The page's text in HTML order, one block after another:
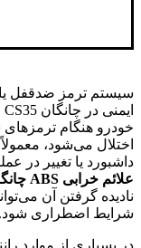
خودرو هنگام ترمزهای
اختلال می‌شود،
داشبورد یا تغییر در
علائم خرابی ABS چانگان CS35
نادیده گرفتن آن
شرایط اضطراری شود.
در بسیاری از موارد